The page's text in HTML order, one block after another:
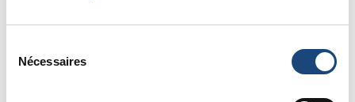
Nécessaires
Visionnez la capsule sur la Mission neurologique ici
Visionnez la capsule sur la Mission médicale et soins